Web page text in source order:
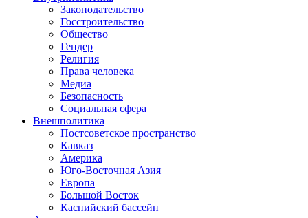
Законодательство
Госстроительство
Общество
Гендер
Религия
Права человека
Медиа
Безопасность
Социальная сфера
Внешполитика
Постсоветское пространство
Кавказ
Америка
Юго-Восточная Азия
Европа
Большой Восток
Каспийский бассейн